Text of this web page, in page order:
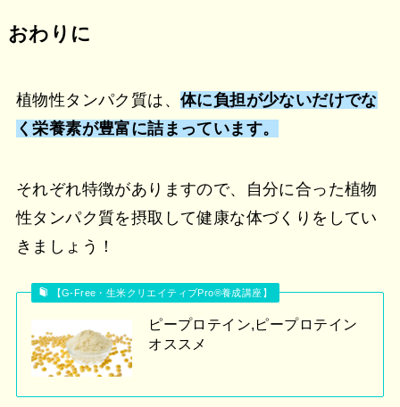
おわりに
植物性タンパク質は、 体に負担が少ないだけでな
く栄養素が豊富に詰まっています。
それぞれ特徴がありますので、自分に合った植物
性タンパク質を摂取して健康な体づくりをしてい
きましょう！
【G-Free・生米クリエイティブPro®︎養成講座】
ピープロテイン,ピープロテイン
オススメ